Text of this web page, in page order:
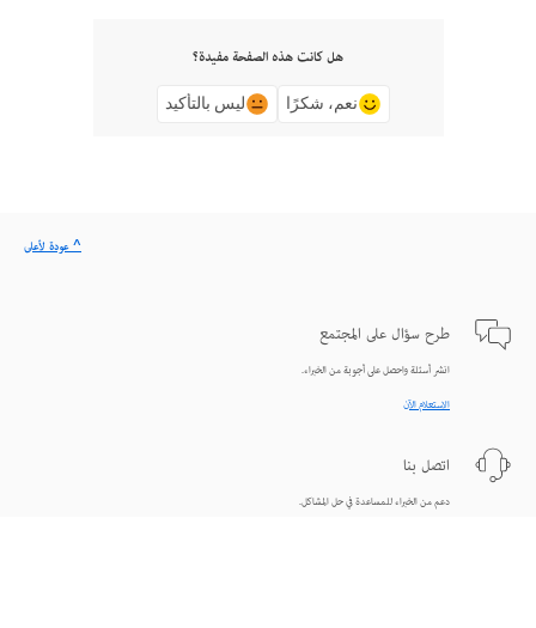
هل كانت هذه الصفحة مفيدة؟
نعم، شكرًا ليس بالتأكيد
طرح سؤال على المجتمع
انشر أسئلة واحصل على أجوبة من الخبراء.
الاستعلام الآن
اتصل بنا
دعم من الخبراء للمساعدة في حل المشاكل.
^ عودة لأعلى